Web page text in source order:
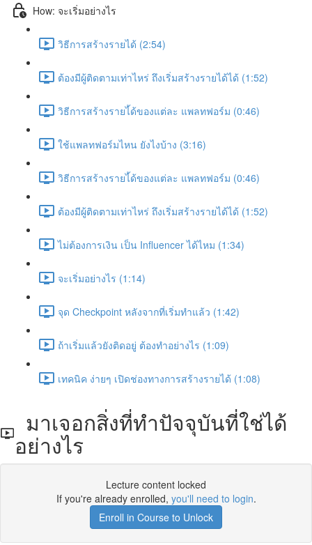
How: จะเริ่มอย่างไร
วิธีการสร้างรายได้ (2:54)
ต้องมีผู้ติดตามเท่าไหร่ ถึงเริ่มสร้างรายได้ได้ (1:52)
วิธีการสร้างรายไ้ด้ของแต่ละ แพลทฟอร์ม (0:46)
ใช้แพลทฟอร์มไหน ยังไงบ้าง (3:16)
วิธีการสร้างรายไ้ด้ของแต่ละ แพลทฟอร์ม (0:46)
ต้องมีผู้ติดตามเท่าไหร่ ถึงเริ่มสร้างรายได้ได้ (1:52)
ไม่ต้องการเงิน เป็น Influencer ได้ไหม (1:34)
จะเริ่มอย่างไร (1:14)
จุด Checkpoint หลังจากที่เริ่มทำแล้ว (1:42)
ถ้าเริ่มแล้วยังติดอยู่ ต้องทำอย่างไร (1:09)
เทคนิค ง่ายๆ เปิดช่องทางการสร้างรายได้ (1:08)
มาเจอกสิ่งที่ทำปัจจุบันที่ใช่ได้
อย่างไร
Lecture content locked
If you're already enrolled, you'll need to login.
Enroll in Course to Unlock